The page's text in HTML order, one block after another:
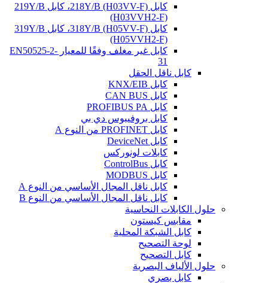
كابل 218Y/B (H03VV-F)، كابل 219Y/B
(H03VVH2-F)
كابل 318Y/B (H05VV-F)، كابل 319Y/B
(H05VVH2-F)
كابل غير مغلف وفقًا للمعيار EN50525-2-
31
كابل ناقل الحقل
كابل KNX/EIB
كابل CAN BUS
كابل PROFIBUS PA
كابل بروفيبوس دي بي
كابل PROFINET من النوع A
كابل DeviceNet
كابلات لونوركس
كابل ControlBus
كابل MODBUS
كابل ناقل المجال الأساسي من النوع A
كابل ناقل المجال الأساسي من النوع B
حلول الكابلات النحاسية
مقابس كيستون
كابل الشبكة المحلية
لوحة التصحيح
كابل التصحيح
حلول الألياف البصرية
كابل بصري